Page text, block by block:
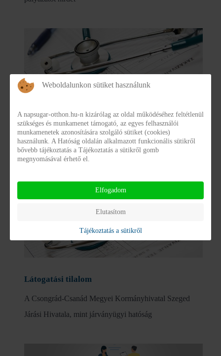
A Csongrád-Csanád Megyei Kormányhivatal Szeged
Járási Hivatala a Csongrád­-Csanád Megyei Napsugár
Otthon kisteleki székhelyén (6760 Kistelek , Kossuth
Látogatási tilalom
A Csongrád-Csanád Megyei Kormányhivatal Szeged
Járási Hivatala, mint járványügyi hatóság
Weboldalunkon sütiket használunk
A napsugar-otthon.hu-n kizárólag az oldal működéséhez feltétlenül
szükséges és munkamenet támogató, az egyes felhasználói
munkamenetek azonosítására szolgáló sütiket (cookies)
használunk. A Hatóság oldalán alkalmazott funkcionális sütikről
bővebb tájékoztatás a Tájékoztatás a sütikről gomb
megnyomásával érhető el.
Elfogadom
Elutasítom
Tájékoztatás a sütikről